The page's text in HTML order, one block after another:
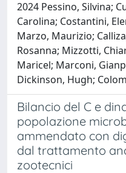
2024 Pessino, Silvina;
Carolina; Costantini,
Marzo, Maurizio;
Rosanna; Mizzotti,
Maricel; Marconi,
Dickinson, Hugh;
Bilancio del C e
popolazione
ammendato con
dal trattamento
zootecnici